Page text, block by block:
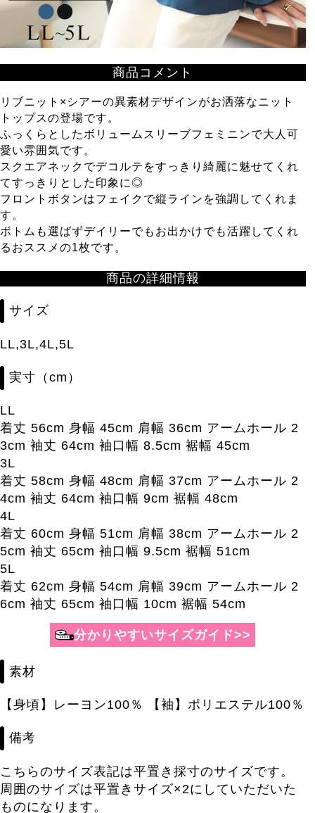
商品コメント
リブニット×シアーの異素材デザインがお洒落なニット
トップスの登場です。
ふっくらとしたボリュームスリーブフェミニンで大人可
愛い雰囲気です。
スクエアネックでデコルテをすっきり綺麗に魅せてくれ
てすっきりとした印象に◎
フロントボタンはフェイクで縦ラインを強調してくれま
す。
ボトムも選ばずデイリーでもお出かけでも活躍してくれ
るおススメの1枚です。
商品の詳細情報
サイズ
LL,3L,4L,5L
実寸（cm）
LL
着丈 56cm 身幅 45cm 肩幅 36cm アームホール 2
3cm 袖丈 64cm 袖口幅 8.5cm 裾幅 45cm
3L
着丈 58cm 身幅 48cm 肩幅 37cm アームホール 2
4cm 袖丈 64cm 袖口幅 9cm 裾幅 48cm
4L
着丈 60cm 身幅 51cm 肩幅 38cm アームホール 2
5cm 袖丈 65cm 袖口幅 9.5cm 裾幅 51cm
5L
着丈 62cm 身幅 54cm 肩幅 39cm アームホール 2
6cm 袖丈 65cm 袖口幅 10cm 裾幅 54cm
素材
【身頃】レーヨン100％ 【袖】ポリエステル100％
備考
こちらのサイズ表記は平置き採寸のサイズです。
周囲のサイズは平置きサイズ×2にしていただいた
ものになります。